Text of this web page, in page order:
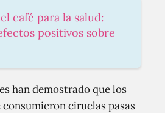
café para la salud:
positivos sobre
han demostrado que los
ciruelas pasas